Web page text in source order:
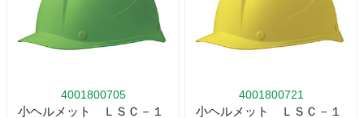
4001800705
小ヘルメット ＬＳＣ－１
4001800721
小ヘルメット ＬＳＣ－１